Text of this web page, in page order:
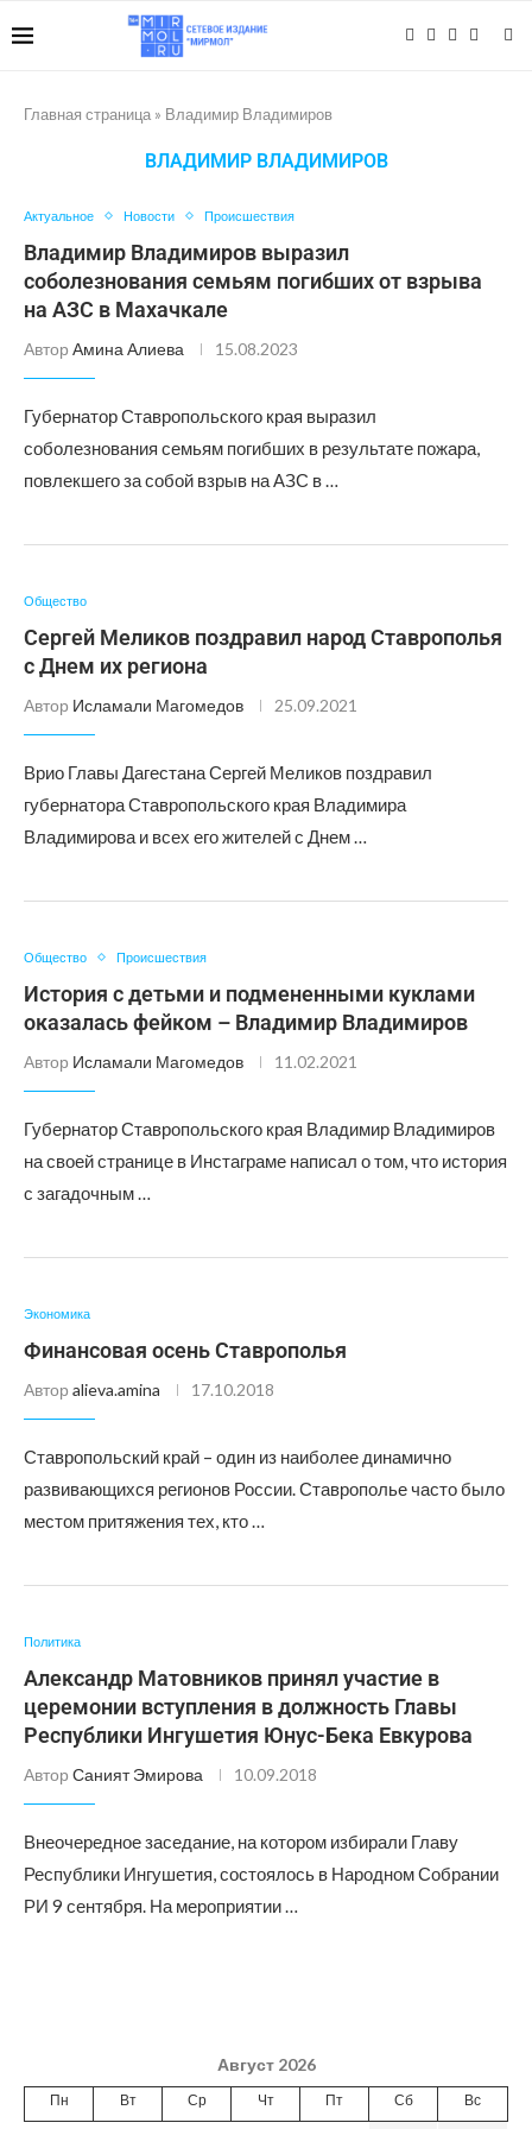
Главная страница » Владимир Владимиров
ВЛАДИМИР ВЛАДИМИРОВ
Актуальное Новости Происшествия
Владимир Владимиров выразил
соболезнования семьям погибших от взрыва
на АЗС в Махачкале
Автор Амина Алиева 15.08.2023
Губернатор Ставропольского края выразил
соболезнования семьям погибших в результате пожара,
повлекшего за собой взрыв на АЗС в …
Общество
Сергей Меликов поздравил народ Ставрополья
с Днем их региона
Автор Исламали Магомедов 25.09.2021
Врио Главы Дагестана Сергей Меликов поздравил
губернатора Ставропольского края Владимира
Владимирова и всех его жителей с Днем …
Общество Происшествия
История с детьми и подмененными куклами
оказалась фейком – Владимир Владимиров
Автор Исламали Магомедов 11.02.2021
Губернатор Ставропольского края Владимир Владимиров
на своей странице в Инстаграме написал о том, что история
с загадочным …
Экономика
Финансовая осень Ставрополья
Автор alieva.amina 17.10.2018
Ставропольский край – один из наиболее динамично
развивающихся регионов России. Ставрополье часто было
местом притяжения тех, кто …
Политика
Александр Матовников принял участие в
церемонии вступления в должность Главы
Республики Ингушетия Юнус-Бека Евкурова
Автор Саният Эмирова 10.09.2018
Внеочередное заседание, на котором избирали Главу
Республики Ингушетия, состоялось в Народном Собрании
РИ 9 сентября. На мероприятии …
Август 2026
Пн Вт Ср Чт Пт Сб Вс